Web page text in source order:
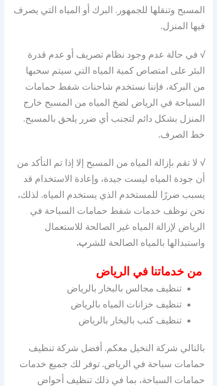
المسبح وتنقلها للجمهور. البرك أو المياه التي يصرف
فيها المنزل.
√ في حالة عدم وجود نظام تصريف أو عدم قدرة
البئر على امتصاص كمية المياه التي سيتم سحبها
من البركة، فإننا نستخدم شاحنات شفط حمامات
السباحة في الرياض لضخ المياه من المسبح خارج
المنزل بشكل دائم لتجنب أي ضرر يلحق بالمسبح.
خط الصرف.
√ لا تقم بإزالة المياه من المسبح إلا إذا تم التأكد من
أن جودة المياه ليست جيدة، وإعادة الاستخدام قد
يسبب ضررًا للمستخدم الذي يستخدم المياه. لذلك،
نحن نوظف خدمات شفط حمامات السباحة في
الرياض لإزالة المياه غير الصالحة للاستعمال
واستبدالها بالمياه الصالحة للشر ب.
من خدماتنا في الرياض
تنظيف مجالس بالبخار بالرياض
تنظيف خزانات المياه بالرياض
تنظيف كنب بالبخار بالرياض
بالتالي شركة النخيل معكم. أفضل شركة تنظيف
حمامات سباحة في الرياض. توفر لك جميع خدمات
حمامات السباحة، بما في ذلك تنظيف أحواض